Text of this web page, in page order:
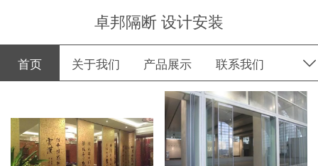
卓邦隔断 设计安装
首页 关于我们 产品展示 联系我们